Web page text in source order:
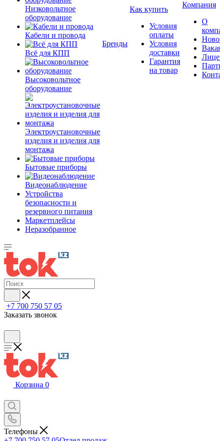
Низковольтное
оборудование
Кабели и провода
Всё для КПП
Высоковольтное
оборудование
Электроустановочные
изделия и изделия для
монтажа
Бытовые приборы
Видеонаблюдение
Устройства
безопасности и
резервного питания
Маркетплейсы
Неразобранное
Бренды
Как купить
Условия
оплаты
Условия
доставки
Гарантия
на товар
Компания
О
+7 700 750 57 05
Заказать звонок
Корзина 0
Телефоны